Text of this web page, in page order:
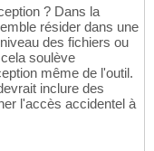
? Dans la
résider dans une
des fichiers ou
soulève
même de l'outil.
inclure des
l'accès accidentel à